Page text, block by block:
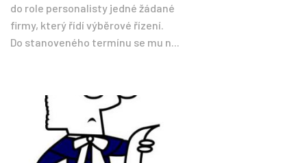
do role personalisty jedné žádané
firmy, který řídí výběrové řízení.
Do stanoveného termínu se mu n...